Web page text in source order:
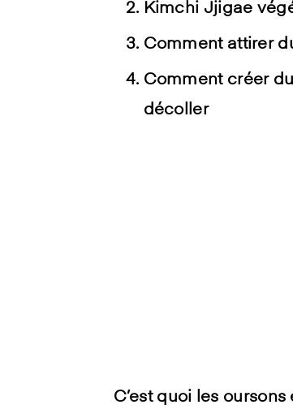
Kimchi Jjigae
Comment attirer
Comment créer
décoller
C’est quoi les